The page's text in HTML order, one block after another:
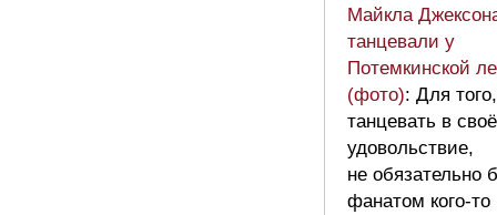
Майкла
танцевали у
Потемкинской
(фото): Для
танцевать в своё
удовольствие,
не обязательно
фанатом кого-то